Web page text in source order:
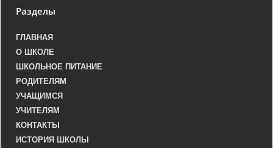
Разделы
ГЛАВНАЯ
О ШКОЛЕ
ШКОЛЬНОЕ ПИТАНИЕ
РОДИТЕЛЯМ
УЧАЩИМСЯ
УЧИТЕЛЯМ
КОНТАКТЫ
ИСТОРИЯ ШКОЛЫ